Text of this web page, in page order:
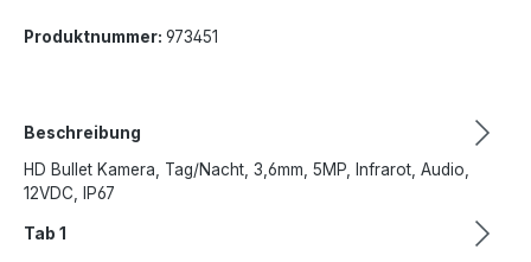
Produktnummer: 973451
Beschreibung
HD Bullet Kamera, Tag/Nacht, 3,6mm, 5MP, Infrarot, Audio,
12VDC, IP67
Tab 1